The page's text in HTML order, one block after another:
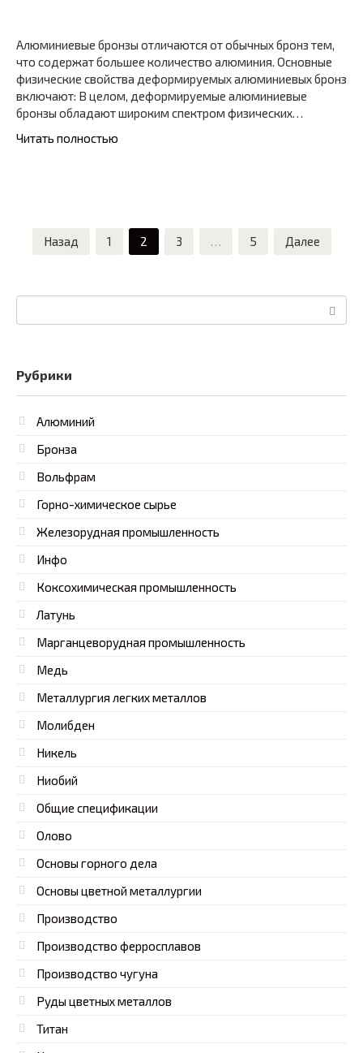
Алюминиевые бронзы отличаются от обычных бронз тем,
что содержат большее количество алюминия. Основные
физические свойства деформируемых алюминиевых бронз
включают: В целом, деформируемые алюминиевые
бронзы обладают широким спектром физических…
Читать полностью
Пагинация
записей
Назад 1 2 3 … 5 Далее
Поиск:
Рубрики
Алюминий
Бронза
Вольфрам
Горно-химическое сырье
Железорудная промышленность
Инфо
Коксохимическая промышленность
Латунь
Марганцеворудная промышленность
Медь
Металлургия легких металлов
Молибден
Никель
Ниобий
Общие спецификации
Олово
Основы горного дела
Основы цветной металлургии
Производство
Производство ферросплавов
Производство чугуна
Руды цветных металлов
Титан